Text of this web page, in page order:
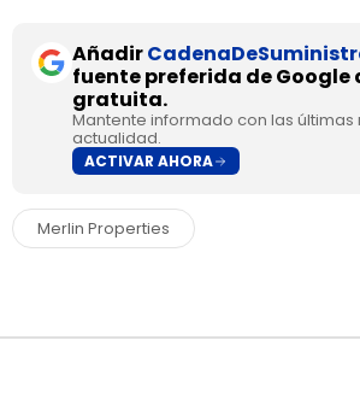
Añadir
fuente preferida de Google
gratuita.
Mantente informado con las últimas
actualidad.
ACTIVAR AHORA
Merlin Properties